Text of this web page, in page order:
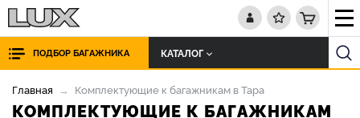
ПОДБОР БАГАЖНИКА КАТАЛОГ
Главная Комплектующие к багажникам в Тара
КОМПЛЕКТУЮЩИЕ К БАГАЖНИКАМ